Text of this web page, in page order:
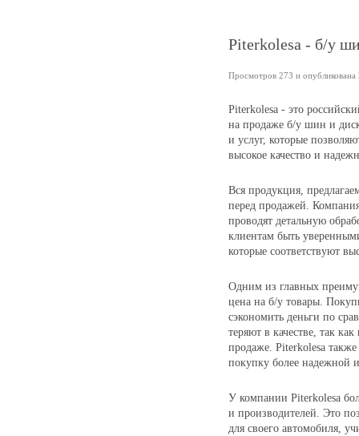
Piterkolesa - б/у
Просмотров 273 и опубликована
Piterkolesa - это
на продаже б/у шин и
и услуг, которые
высокое качество и
Вся продукция,
перед продажей.
проводят детальную
клиентам быть
которые соответствуют
Одним из главных
цена на б/у товары.
сэкономить деньги по
теряют в качестве, так
продаже. Piterkolesa также
покупку более надежной
У компании Piterkolesa
и производителей. Это
для своего автомобиля,